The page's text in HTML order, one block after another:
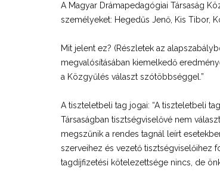
A Magyar Drámapedagógiai Társaság
személyeket: Hegedűs Jenő, Kis Tibor,
Mit jelent ez? (Részletek az
megvalósításában kiemelkedő
a Közgyűlés választ szótöbbséggel.”
A tiszteletbeli tag jogai: “A tiszteletbeli
Társaságban tisztségviselővé nem
megszűnik a rendes tagnál leírt
szerveihez és vezető tisztségviselőihez
tagdíjfizetési kötelezettsége nincs, de